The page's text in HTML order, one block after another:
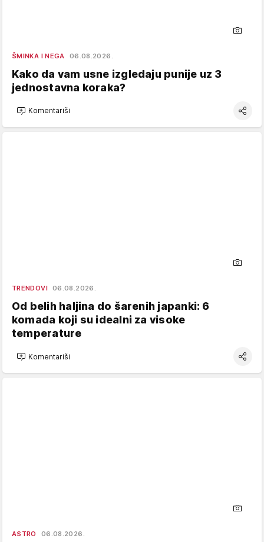
ŠMINKA I NEGA 06.08.2026.
Kako da vam usne izgledaju punije uz 3
jednostavna koraka?
Komentariši
TRENDOVI 06.08.2026.
Od belih haljina do šarenih japanki: 6
komada koji su idealni za visoke
temperature
Komentariši
ASTRO 06.08.2026.